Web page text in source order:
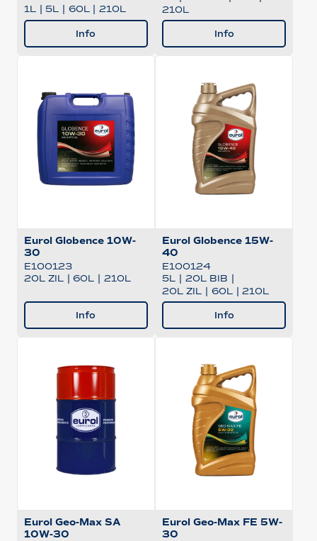
1L | 5L | 60L | 210L
Info
210L
Info
Eurol Globence 10W-
30
E100123
20L ZIL | 60L | 210L
Info
Eurol Globence 15W-
40
E100124
5L | 20L BIB |
20L ZIL | 60L | 210L
Info
Eurol Geo-Max SA
10W-30
Eurol Geo-Max FE 5W-
30